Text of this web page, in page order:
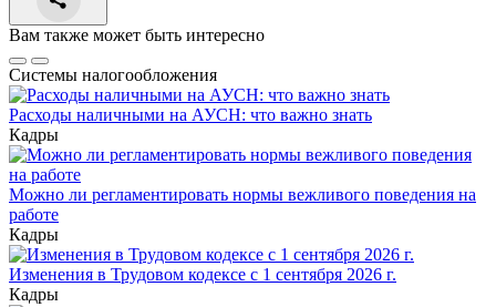
Вам также может быть интересно
Системы налогообложения
Расходы наличными на АУСН: что важно знать
Кадры
Можно ли регламентировать нормы вежливого поведения на
работе
Кадры
Изменения в Трудовом кодексе с 1 сентября 2026 г.
Кадры